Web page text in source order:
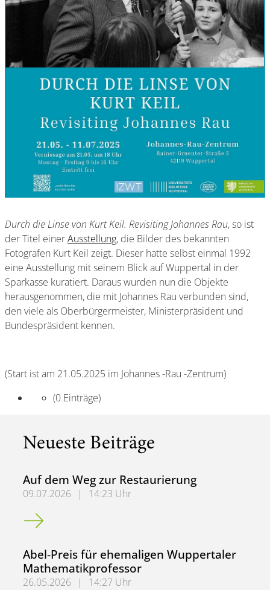
Durch die Linse von Kurt Keil. Revisiting Johannes Rau, so ist
der Titel einerAusstellung, die Bilder des bekannten
Fotografen Kurt Keil zeigt. Dieser hatte selbst einmal 1992
eine Ausstellung mit seinem Blick auf Wuppertal in der
Sparkasse kuratiert. Daraus wurden nun die Objekte
herausgenommen, die mit Johannes Rau verbunden sind,
den viele als Oberbürgermeister, Ministerpräsident und
Bundespräsident kennen.
(Start ist am 21.05.2025 im Johannes -Rau -Zentrum)
(0 Einträge)
Neueste Beiträge
Auf dem Weg zur Restaurierung
09.07.2026 |
14:23 Uhr
Auf dem Weg zur Restaurierung
Abel-Preis für ehemaligen Wuppertaler
Mathematikprofessor
26.05.2026 |
14:27 Uhr